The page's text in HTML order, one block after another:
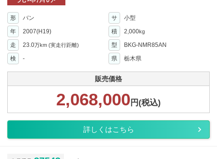
形 バン サ
小型
年
2007(H19) 積 2,000kg
走 23.0万km (実走行距離) 型
BKG-NMR85AN
検
- 県 栃木県
販売価格
2,068,000 円(税込)
詳しくはこちら